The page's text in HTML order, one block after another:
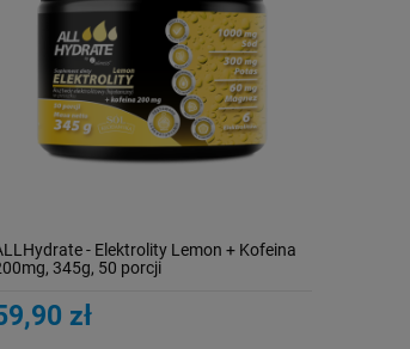
- Elektrolity Lemon + Kofeina
345g, 50 porcji
zł